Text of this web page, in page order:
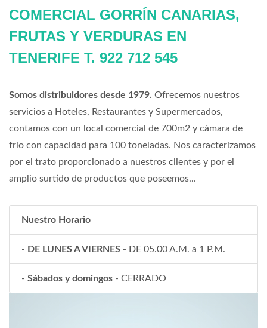
COMERCIAL GORRÍN CANARIAS,
FRUTAS Y VERDURAS EN
TENERIFE T. 922 712 545
Somos distribuidores desde 1979. Ofrecemos nuestros
servicios a Hoteles, Restaurantes y Supermercados,
contamos con un local comercial de 700m2 y cámara de
frío con capacidad para 100 toneladas. Nos caracterizamos
por el trato proporcionado a nuestros clientes y por el
amplio surtido de productos que poseemos...
Nuestro Horario
- DE LUNES A VIERNES - DE 05.00 A.M. a 1 P.M.
- Sábados y domingos - CERRADO